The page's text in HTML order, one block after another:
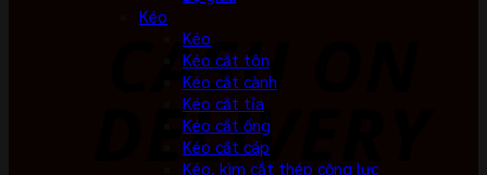
Kéo
Kéo
Kéo cắt tôn
Kéo cắt cành
Kéo cắt tỉa
Kéo cắt ống
Kéo cắt cáp
Kéo, kìm cắt thép cộng lực